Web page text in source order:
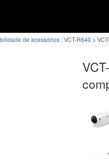
de acessórios : VCT-R640